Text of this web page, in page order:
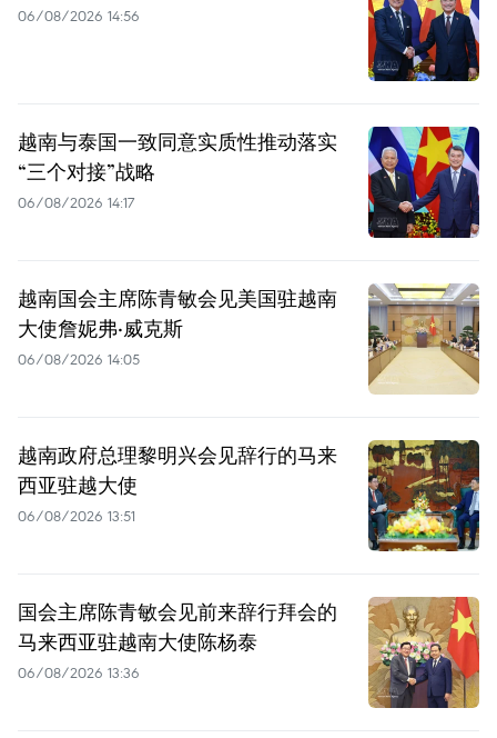
06/08/2026 14:56
越南与泰国一致同意实质性推动落实
“三个对接”战略
06/08/2026 14:17
越南国会主席陈青敏会见美国驻越南
大使詹妮弗·威克斯
06/08/2026 14:05
越南政府总理黎明兴会见辞行的马来
西亚驻越大使
06/08/2026 13:51
国会主席陈青敏会见前来辞行拜会的
马来西亚驻越南大使陈杨泰
06/08/2026 13:36